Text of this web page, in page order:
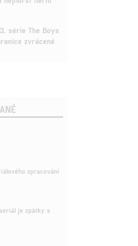
série The Boys
zvrácené
zpracování
je zpátky s